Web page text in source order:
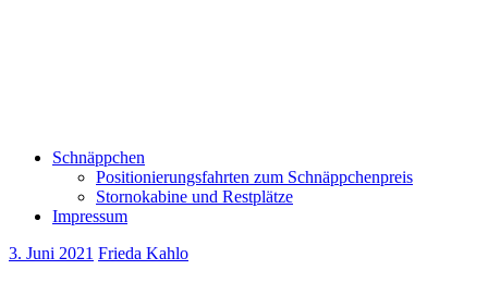
Schnäppchen
Positionierungsfahrten zum Schnäppchenpreis
Stornokabine und Restplätze
Impressum
3. Juni 2021 Frieda Kahlo